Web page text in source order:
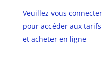
Veuillez vous connecter
pour accéder aux tarifs
et acheter en ligne